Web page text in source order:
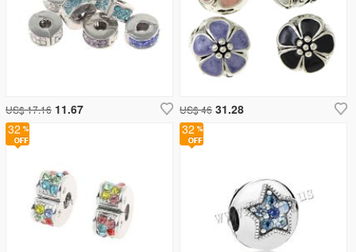
US$ 46 31.28
32
32
US$ 17.16 11.67